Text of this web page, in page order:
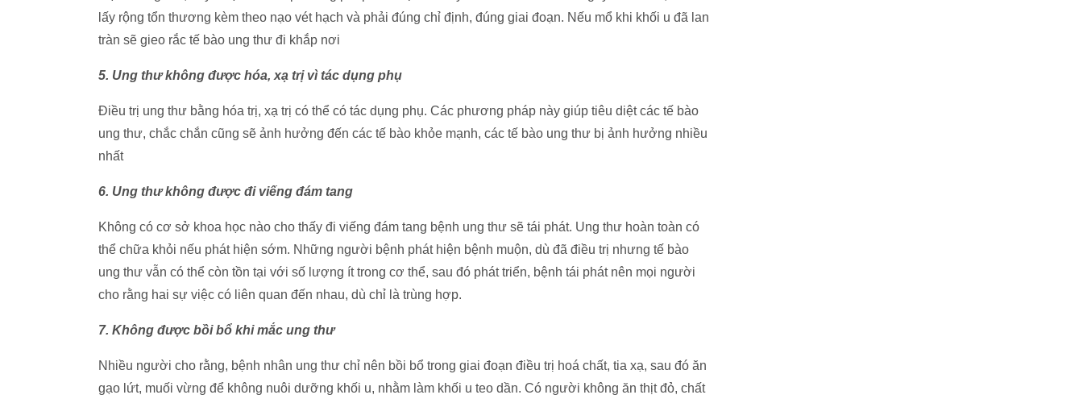
lấy rộng tổn thương kèm theo nạo vét hạch và phải đúng chỉ định, đúng giai đoạn. Nếu mổ khi khối u đã lan
tràn sẽ gieo rắc tế bào ung thư đi khắp nơi
5. Ung thư không được hóa, xạ trị vì tác dụng phụ
Điều trị ung thư bằng hóa trị, xạ trị có thể có tác dụng phụ. Các phương pháp này giúp tiêu diệt các tế bào
ung thư, chắc chắn cũng sẽ ảnh hưởng đến các tế bào khỏe mạnh, các tế bào ung thư bị ảnh hưởng nhiều
nhất
6. Ung thư không được đi viếng đám tang
Không có cơ sở khoa học nào cho thấy đi viếng đám tang bệnh ung thư sẽ tái phát. Ung thư hoàn toàn có
thể chữa khỏi nếu phát hiện sớm. Những người bệnh phát hiện bệnh muộn, dù đã điều trị nhưng tế bào
ung thư vẫn có thể còn tồn tại với số lượng ít trong cơ thể, sau đó phát triển, bệnh tái phát nên mọi người
cho rằng hai sự việc có liên quan đến nhau, dù chỉ là trùng hợp.
7. Không được bồi bổ khi mắc ung thư
Nhiều người cho rằng, bệnh nhân ung thư chỉ nên bồi bổ trong giai đoạn điều trị hoá chất, tia xạ, sau đó ăn
gạo lứt, muối vừng để không nuôi dưỡng khối u, nhằm làm khối u teo dần. Có người không ăn thịt đỏ, chất